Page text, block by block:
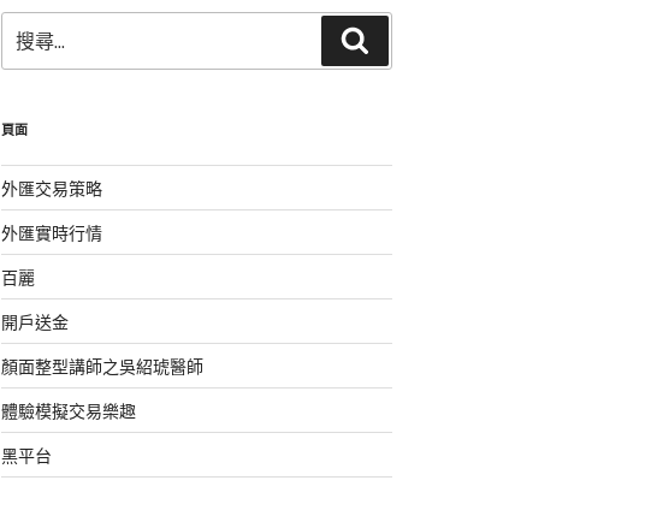
尋
關
字:
尋
頁面
外匯交易策略
外匯實時行情
百麗
開戶送金
顏面整型講師之吳紹琥醫師
體驗模擬交易樂趣
黑平台